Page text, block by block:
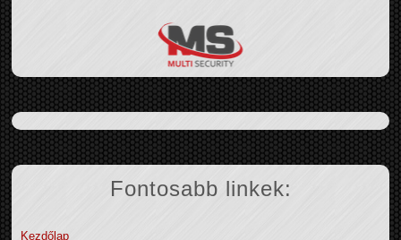
Fontosabb linkek:
Kezdőlap